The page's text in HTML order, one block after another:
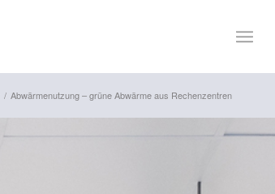
/ Abwärmenutzung – grüne Abwärme aus Rechenzentren